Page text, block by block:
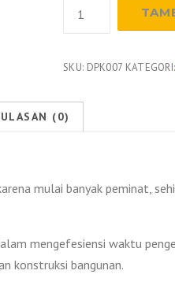
Jayamix
2026
SKU: DPK007 KATEGORI:
ULASAN (0)
mulai banyak peminat,
mengefesiensi waktu
konstruksi bangunan.